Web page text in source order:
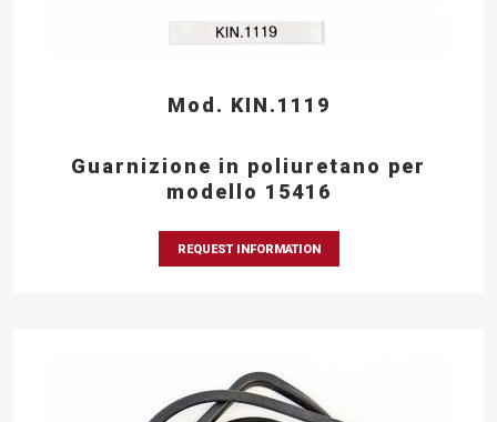
Mod. KIN.1119
Guarnizione in poliuretano per
modello 15416
REQUEST INFORMATION